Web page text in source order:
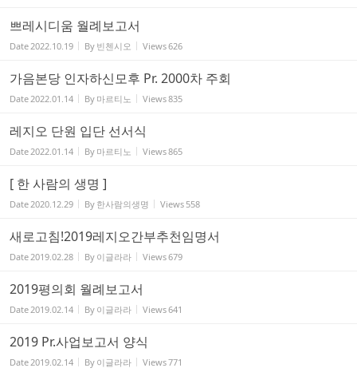
쁘레시디움 월례보고서
Date2022.10.19 By 빈첸시오 Views626
가음본당 인자하신모후 Pr. 2000차 주회
Date2022.01.14 By 마르티노 Views835
레지오 단원 입단 선서식
Date2022.01.14 By 마르티노 Views865
[ 한 사람의 생명 ]
Date2020.12.29 By 한사람의생명 Views 558
새로고침!2019레지오간부추천임명서
Date2019.02.28 By 이글라라 Views679
2019평의회 월례보고서
Date2019.02.14 By 이글라라 Views641
2019 Pr.사업보고서 양식
Date2019.02.14 By 이글라라 Views771